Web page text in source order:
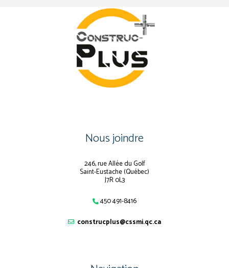
Nous joindre
246, rue Allée du Golf
Saint-Eustache (Québec)
J7R 0L3
450 491-8416
construcplus@cssmi.qc.ca